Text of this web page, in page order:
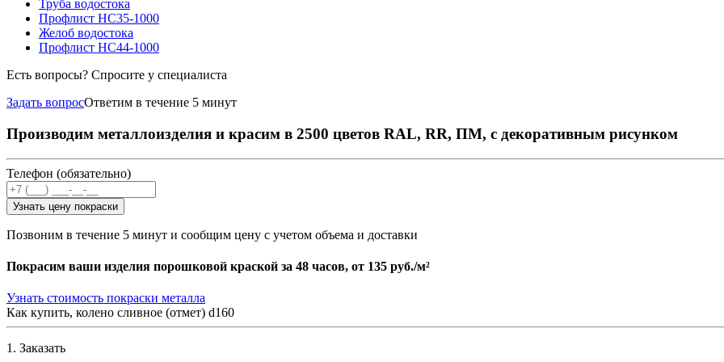
Труба водостока
Профлист НС35-1000
Желоб водостока
Профлист НС44-1000
Есть вопросы? Спросите у специалиста
Задать вопросОтветим в течение 5 минут
Производим металлоизделия и красим в 2500 цветов RAL, RR, ПМ, с декоративным рисунком
Телефон (обязательно)
Узнать цену покраски
Позвоним в течение 5 минут и сообщим цену с учетом объема и доставки
Покрасим ваши изделия порошковой краской за 48 часов, от 135 руб./м²
Узнать стоимость покраски металла
Как купить, колено сливное (отмет) d160
1. Заказать